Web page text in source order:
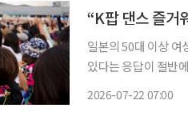
“K팝 댄스 즐거
일본의 50대 이상 여
있다는 응답이 절반
2026-07-22 07:00